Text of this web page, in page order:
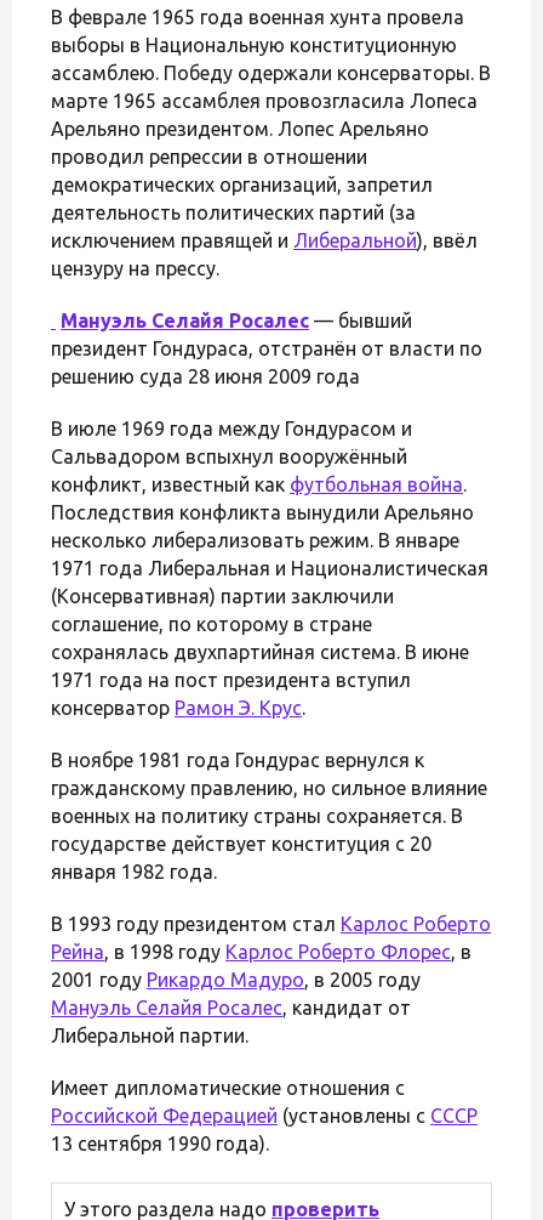
В феврале 1965 года военная хунта провела
выборы в Национальную конституционную
ассамблею. Победу одержали консерваторы. В
марте 1965 ассамблея провозгласила Лопеса
Арельяно президентом. Лопес Арельяно
проводил репрессии в отношении
демократических организаций, запретил
деятельность политических партий (за
исключением правящей и Либеральной), ввёл
цензуру на прессу.
Мануэль Селайя Росалес — бывший
президент Гондураса, отстранён от власти по
решению суда 28 июня 2009 года
В июле 1969 года между Гондурасом и
Сальвадором вспыхнул вооружённый
конфликт, известный как футбольная война.
Последствия конфликта вынудили Арельяно
несколько либерализовать режим. В январе
1971 года Либеральная и Националистическая
(Консервативная) партии заключили
соглашение, по которому в стране
сохранялась двухпартийная система. В июне
1971 года на пост президента вступил
консерватор Рамон Э. Крус.
В ноябре 1981 года Гондурас вернулся к
гражданскому правлению, но сильное влияние
военных на политику страны сохраняется. В
государстве действует конституция с 20
января 1982 года.
В 1993 году президентом стал Карлос Роберто
Рейна, в 1998 году Карлос Роберто Флорес, в
2001 году Рикардо Мадуро, в 2005 году
Мануэль Селайя Росалес, кандидат от
Либеральной партии.
Имеет дипломатические отношения с
Российской Федерацией (установлены с СССР
13 сентября 1990 года).
У этого раздела надо проверить